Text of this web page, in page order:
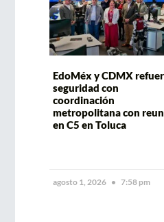
EdoMéx y CDMX
seguridad con
coordinación
metropolitana con
en C5 en Toluca
agosto 1, 2026 7:58 pm